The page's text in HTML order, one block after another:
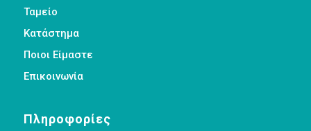
Ταμείο
Κατάστημα
Ποιοι Είμαστε
Επικοινωνία
Πληροφορίες